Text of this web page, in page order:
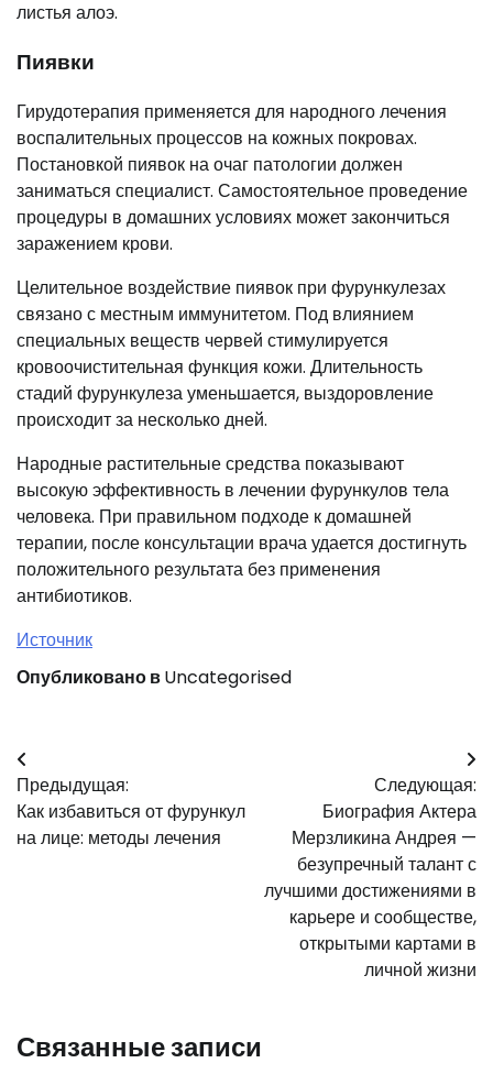
листья алоэ.
Пиявки
Гирудотерапия применяется для народного лечения
воспалительных процессов на кожных покровах.
Постановкой пиявок на очаг патологии должен
заниматься специалист. Самостоятельное проведение
процедуры в домашних условиях может закончиться
заражением крови.
Целительное воздействие пиявок при фурункулезах
связано с местным иммунитетом. Под влиянием
специальных веществ червей стимулируется
кровоочистительная функция кожи. Длительность
стадий фурункулеза уменьшается, выздоровление
происходит за несколько дней.
Народные растительные средства показывают
высокую эффективность в лечении фурункулов тела
человека. При правильном подходе к домашней
терапии, после консультации врача удается достигнуть
положительного результата без применения
антибиотиков.
Источник
Опубликовано вUncategorised
Навигация
по
записям
Предыдущая:
Как избавиться от фурункул
на лице: методы лечения
Следующая:
Биография Актера
Мерзликина Андрея —
безупречный талант с
лучшими достижениями в
карьере и сообществе,
открытыми картами в
личной жизни
Связанные записи